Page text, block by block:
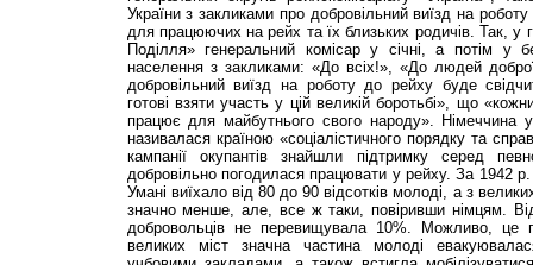
України з закликами про добровільний виїзд на
для працюючих на рейх та їх близьких родичів. Так, у
Поділля» генеральний комісар у січні, а потім у
населення з закликами: «До всіх!», «До людей
добровільний виїзд на роботу до рейху буде
готові взяти участь у цій великій боротьбі», що
працює для майбутнього свого народу». Німеччина у
називалася країною «соціалістичного порядку та
кампанії окупантів знайшли підтримку серед
добровільно погодилася працювати у рейху. За 1942
Умані виїхало від 80 до 90 відсотків молоді, а з
значно менше, але, все ж таки, повіривши німцям.
добровольців не перевищувала 10%. Можливо,
великих міст значна частина молоді